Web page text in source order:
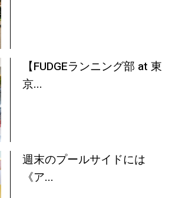
【FUDGEランニング部 at 東
京...
週末のプールサイドには
《ア...